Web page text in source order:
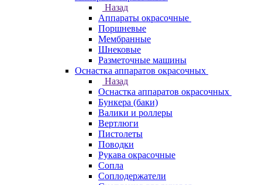
Назад
Аппараты окрасочные
Поршневые
Мембранные
Шнековые
Разметочные машины
Оснастка аппаратов окрасочных
Назад
Оснастка аппаратов окрасочных
Бункера (баки)
Валики и роллеры
Вертлюги
Пистолеты
Поводки
Рукава окрасочные
Сопла
Соплодержатели